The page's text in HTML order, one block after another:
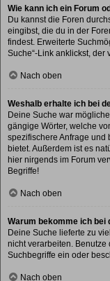
Wie kann ich ein Forum
Du kannst die Foren
eingibst, die du in der
findest. Erweiterte
Suche“-Link anklickst, der
Nach oben
Weshalb erhalte ich bei
Deine Suche war
gängige Wörter, welche
spezifischere Anfrage und
bietet. Außerdem ist es
hier nirgends im Forum
Begriffe!
Nach oben
Warum bekomme ich bei
Deine Suche lieferte zu
nicht verarbeiten.
Suchbegriffe ein oder
Nach oben